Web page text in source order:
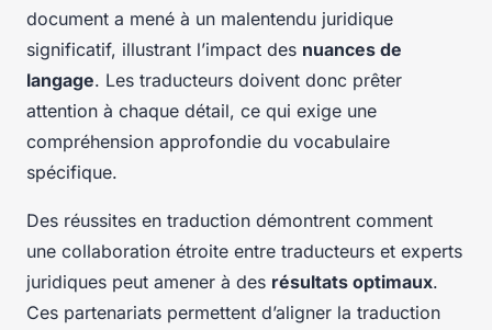
document a mené à un malentendu juridique
significatif, illustrant l’impact des nuances de
langage. Les traducteurs doivent donc prêter
attention à chaque détail, ce qui exige une
compréhension approfondie du vocabulaire
spécifique.
Des réussites en traduction démontrent comment
une collaboration étroite entre traducteurs et experts
juridiques peut amener à des résultats optimaux.
Ces partenariats permettent d’aligner la traduction